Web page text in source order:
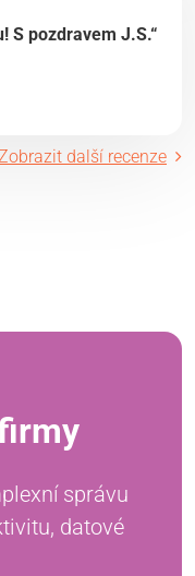
S pozdravem J.S.“
další recenze
správu
datové